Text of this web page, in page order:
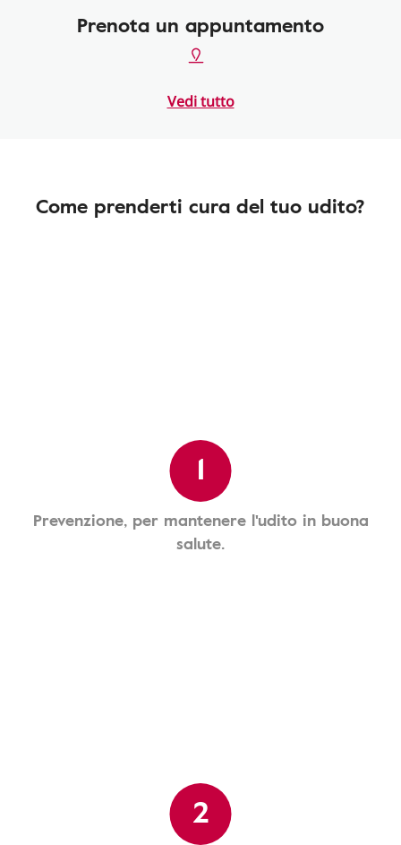
Prenota un appuntamento
Vedi tutto
Come prenderti cura del tuo udito?
1
Prevenzione, per mantenere l'udito in buona
salute.
2